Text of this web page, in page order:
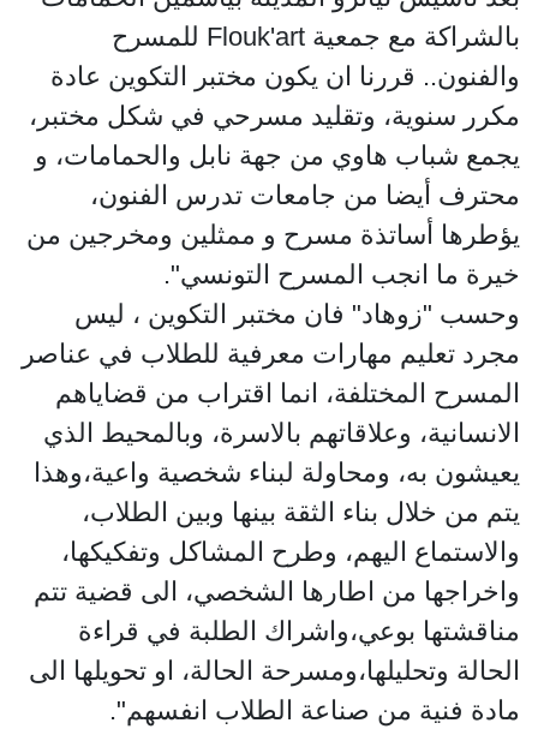
بالشراكة مع جمعية Flouk'art للمسرح
والفنون.. قررنا ان يكون مختبر التكوين عادة
مكرر سنوية، وتقليد مسرحي في شكل مختبر،
يجمع شباب هاوي من جهة نابل والحمامات، و
محترف أيضا من جامعات تدرس الفنون،
يؤطرها أساتذة مسرح و ممثلين ومخرجين من
خيرة ما انجب المسرح التونسي".
وحسب "زوهاد" فان مختبر التكوين ، ليس
مجرد تعليم مهارات معرفية للطلاب في عناصر
المسرح المختلفة، انما اقتراب من قضاياهم
الانسانية، وعلاقاتهم بالاسرة، وبالمحيط الذي
يعيشون به، ومحاولة لبناء شخصية واعية،وهذا
يتم من خلال بناء الثقة بينها وبين الطلاب،
والاستماع اليهم، وطرح المشاكل وتفكيكها،
واخراجها من اطارها الشخصي، الى قضية تتم
مناقشتها بوعي،واشراك الطلبة في قراءة
الحالة وتحليلها،ومسرحة الحالة، او تحويلها الى
مادة فنية من صناعة الطلاب انفسهم".